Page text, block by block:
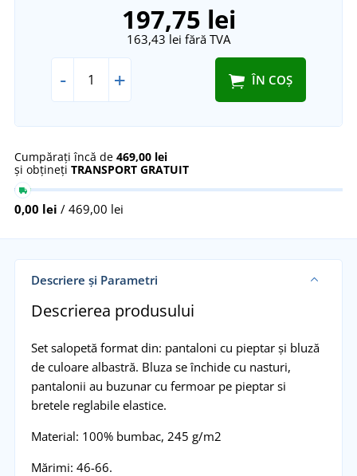
197,75 lei
163,43 lei fără TVA
- + ÎN COȘ
Cumpărați încă de 469,00 lei
și obțineți TRANSPORT GRATUIT
0,00 lei / 469,00 lei
Descriere și Parametri
Descrierea produsului
Set salopetă format din: pantaloni cu pieptar și bluză
de culoare albastră. Bluza se închide cu nasturi,
pantalonii au buzunar cu fermoar pe pieptar si
bretele reglabile elastice.
Material: 100% bumbac, 245 g/m2
Mărimi: 46-66.